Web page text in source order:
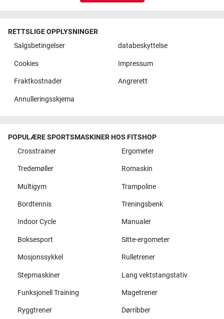
RETTSLIGE OPPLYSNINGER
Salgsbetingelser
databeskyttelse
Cookies Impressum
Fraktkostnader Angrerett
Annulleringsskjema
POPULÆRE SPORTSMASKINER HOS FITSHOP
Crosstrainer
Ergometer
Tredemøller Romaskin
Multigym Trampoline
Bordtennis Treningsbenk
Indoor Cycle Manualer
Boksesport Sitte-ergometer
Mosjonssykkel Rulletrener
Stepmaskiner Lang vektstangstativ
Funksjonell Training Magetrener
Ryggtrener Dørribber